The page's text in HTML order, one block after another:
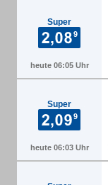
Super
heute 06:05 Uhr
Super
heute 06:03 Uhr